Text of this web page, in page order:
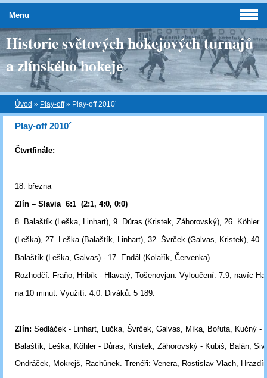
Historie světových hokejových turnajů
a zlínského hokeje
Úvod » Play-off» Play-off 2010´
Play-off 2010´
Čtvrtfinále:
18. března
Zlín – Slavia 6:1 (2:1, 4:0, 0:0)
8. Balaštík (Leška, Linhart), 9. Důras (Kristek, Záhorovský), 26. Köhler
(Leška), 27. Leška (Balaštík, Linhart), 32. Švrček (Galvas, Kristek), 40.
Balaštík (Leška, Galvas) - 17. Endál (Kolařík, Červenka).
Rozhodčí: Fraňo, Hribík - Hlavatý, Tošenovjan. Vyloučení: 7:9, navíc
na 10 minut. Využití: 4:0. Diváků: 5 189.
Zlín: Sedláček - Linhart, Lučka, Švrček, Galvas, Míka, Bořuta, Kučný -
Balaštík, Leška, Köhler - Důras, Kristek, Záhorovský - Kubiš, Balán,
Ondráček, Mokrejš, Rachůnek. Trenéři: Venera, Rostislav Vlach,
Menu